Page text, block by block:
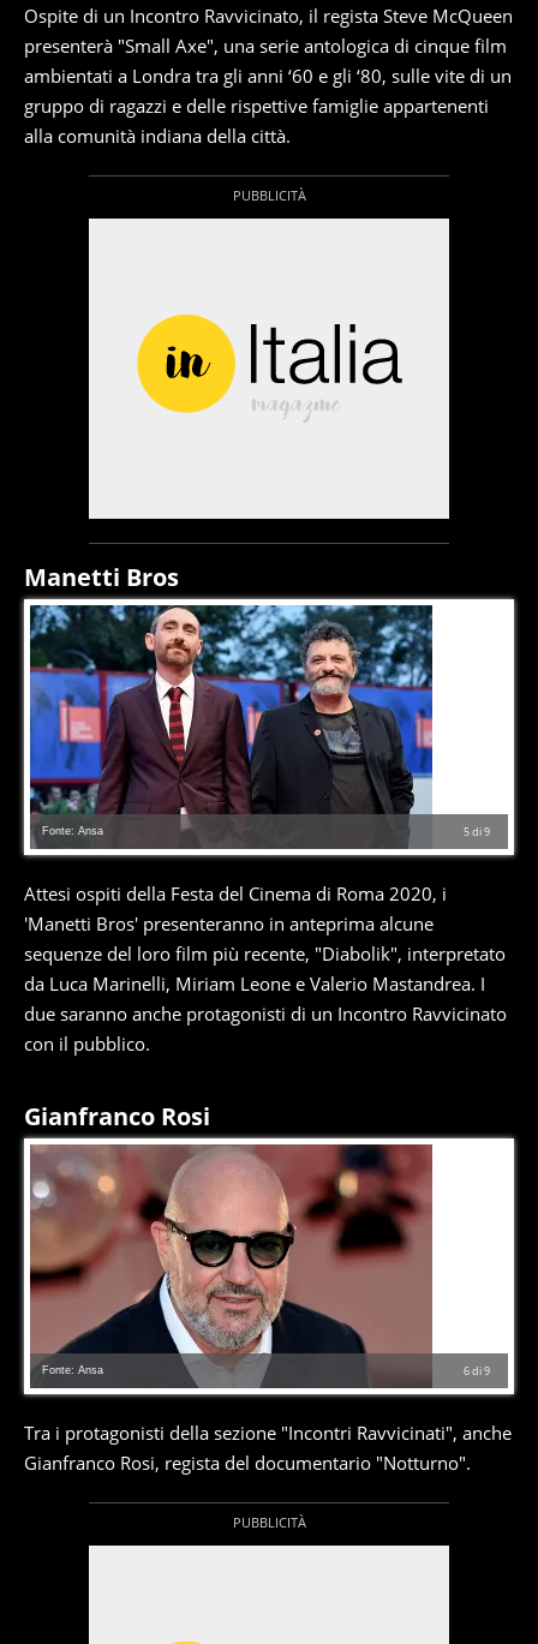
Ospite di un Incontro Ravvicinato, il regista Steve McQueen
presenterà "Small Axe", una serie antologica di cinque film
ambientati a Londra tra gli anni ‘60 e gli ‘80, sulle vite di un
gruppo di ragazzi e delle rispettive famiglie appartenenti
alla comunità indiana della città.
Manetti Bros
5di9
Fonte: Ansa
Attesi ospiti della Festa del Cinema di Roma 2020, i
'Manetti Bros' presenteranno in anteprima alcune
sequenze del loro film più recente, "Diabolik", interpretato
da Luca Marinelli, Miriam Leone e Valerio Mastandrea. I
due saranno anche protagonisti di un Incontro Ravvicinato
con il pubblico.
Gianfranco Rosi
6di9
Fonte: Ansa
Tra i protagonisti della sezione "Incontri Ravvicinati", anche
Gianfranco Rosi, regista del documentario "Notturno".